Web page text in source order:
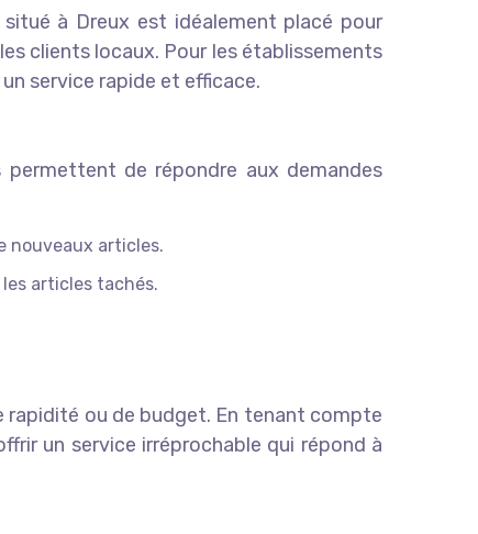
à Dreux est idéalement placé pour
clients locaux. Pour les établissements
service rapide et efficace.
de répondre aux demandes
nouveaux articles.
articles tachés.
rapidité ou de budget. En tenant compte
un service irréprochable qui répond à